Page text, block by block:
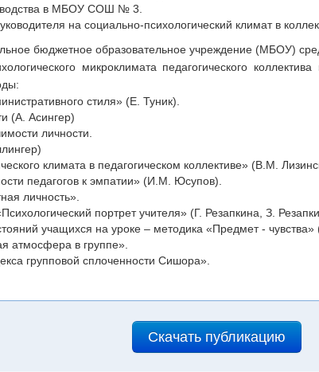
в МБОУ СОШ № 3.
на социально-психологический климат в
бюджетное образовательное учреждение (МБОУ)
микроклимата педагогического
стиля» (Е. Туник).
(А. Асингер)
личности.
климата в педагогическом коллективе» (В.М.
педагогов к эмпатии» (И.М. Юсупов).
личность».
портрет учителя» (Г. Резапкина, З.
учащихся на уроке – методика «Предмет - чувства»
атмосфера в группе».
групповой сплоченности Сишора».
Скачать публикацию